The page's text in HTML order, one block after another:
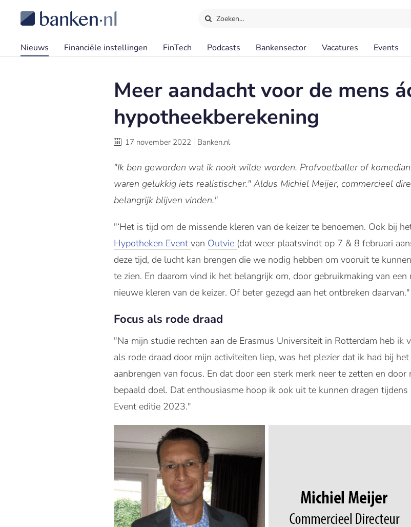
Zoeken…
Nieuws Financiële instellingen FinTech Podcasts Bankensector Vacatures Events
Meer aandacht voor de mens
hypotheekberekening
17 november 2022 Banken.nl
"Ik ben geworden wat ik nooit wilde worden. Profvoetballer of
waren gelukkig iets realistischer." Aldus Michiel Meijer, commercieel
belangrijk blijven vinden."
"‘Het is tijd om de missende kleren van de keizer te benoemen. Ook bij
Hypotheken Event van Outvie (dat weer plaatsvindt op 7 & 8 februari
deze tijd, de lucht kan brengen die we nodig hebben om vooruit te
te zien. En daarom vind ik het belangrijk om, door gebruikmaking van
nieuwe kleren van de keizer. Of beter gezegd aan het ontbreken daarvan."
Focus als rode draad
"Na mijn studie rechten aan de Erasmus Universiteit in Rotterdam heb
als rode draad door mijn activiteiten liep, was het plezier dat ik had bij
aanbrengen van focus. En dat door een sterk merk neer te zetten en
bepaald doel. Dat enthousiasme hoop ik ook uit te kunnen dragen
Event editie 2023."